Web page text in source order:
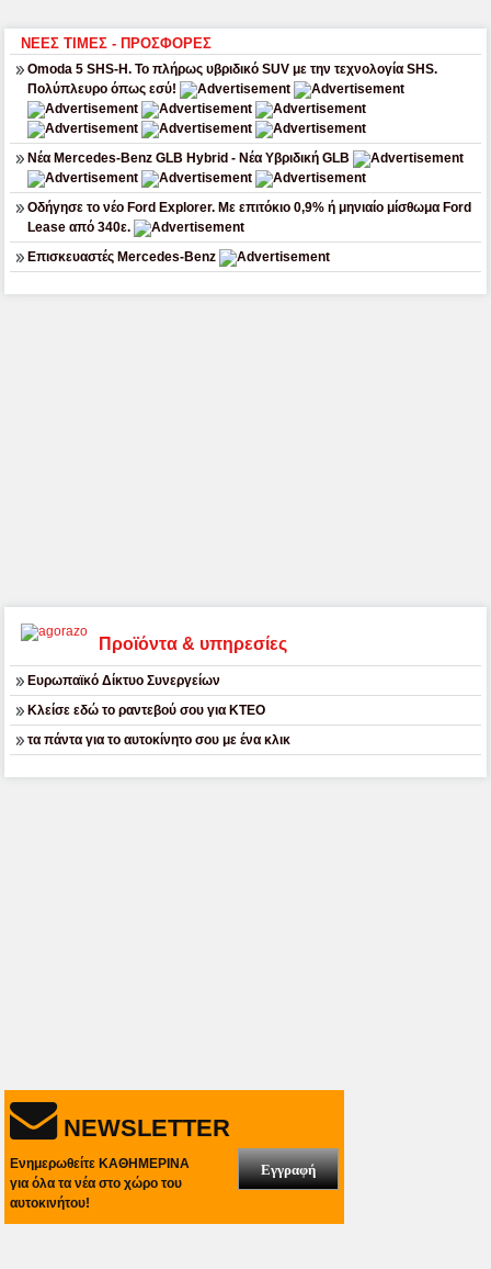
ΝΕΕΣ ΤΙΜΕΣ - ΠΡΟΣΦΟΡΕΣ
Omoda 5 SHS-H. Το πλήρως υβριδικό SUV με την τεχνολογία SHS.
Πολύπλευρο όπως εσύ!
Νέα Mercedes-Benz GLB Hybrid - Νέα Υβριδική GLB
Οδήγησε το νέο Ford Explorer. Με επιτόκιο 0,9% ή μηνιαίο μίσθωμα Ford
Lease από 340ε.
Επισκευαστές Mercedes-Benz
Προϊόντα & υπηρεσίες
Ευρωπαϊκό Δίκτυο Συνεργείων
Κλείσε εδώ το ραντεβού σου για ΚΤΕΟ
τα πάντα για το αυτοκίνητο σου με ένα κλικ
NEWSLETTER
Ενημερωθείτε ΚΑΘΗΜΕΡΙΝΑ
για όλα τα νέα στο χώρο του
αυτοκινήτου!
Εγγραφή